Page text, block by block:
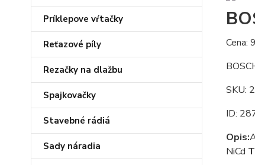
Príklepove vŕtačky
Reťazové píly
Rezačky na dlažbu
Spajkovačky
Stavebné rádiá
Sady náradia
Cena:
SKU:
ID:
Opis:
NiCd